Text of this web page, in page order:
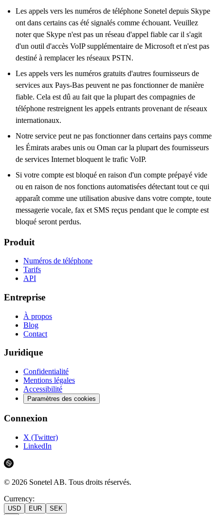
Les appels vers les numéros de téléphone Sonetel depuis Skype
ont dans certains cas été signalés comme échouant. Veuillez
noter que Skype n'est pas un réseau d'appel fiable car il s'agit
d'un outil d'accès VoIP supplémentaire de Microsoft et n'est pas
destiné à remplacer les réseaux PSTN.
Les appels vers les numéros gratuits d'autres fournisseurs de
services aux Pays-Bas peuvent ne pas fonctionner de manière
fiable. Cela est dû au fait que la plupart des compagnies de
téléphone restreignent les appels entrants provenant de réseaux
internationaux.
Notre service peut ne pas fonctionner dans certains pays comme
les Émirats arabes unis ou Oman car la plupart des fournisseurs
de services Internet bloquent le trafic VoIP.
Si votre compte est bloqué en raison d'un compte prépayé vide
ou en raison de nos fonctions automatisées détectant tout ce qui
apparaît comme une utilisation abusive dans votre compte, toute
messagerie vocale, fax et SMS reçus pendant que le compte est
bloqué seront perdus.
Produit
Numéros de téléphone
Tarifs
API
Entreprise
À propos
Blog
Contact
Juridique
Confidentialité
Mentions légales
Accessibilité
Paramètres des cookies
Connexion
X (Twitter)
LinkedIn
© 2026 Sonetel AB. Tous droits réservés.
Currency:
USD EUR SEK